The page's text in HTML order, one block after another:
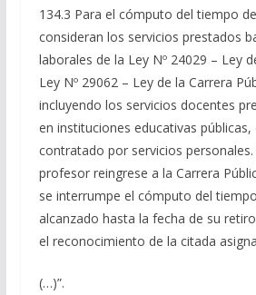
134.3 Para el cómputo del tiempo
consideran los servicios prestados
laborales de la Ley Nº 24029 – Ley
Ley Nº 29062 – Ley de la Carrera
incluyendo los servicios docentes
en instituciones educativas
contratado por servicios personales.
profesor reingrese a la Carrera
se interrumpe el cómputo del
alcanzado hasta la fecha de su
el reconocimiento de la citada
(…)”.